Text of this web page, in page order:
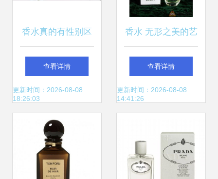
香水真的有性别区
分吗？解析香气中
的性别边界
查看详情
更新时间：2026-08-08
18:26:03
香水 无形之美的艺
术
查看详情
更新时间：2026-08-08
14:41:26